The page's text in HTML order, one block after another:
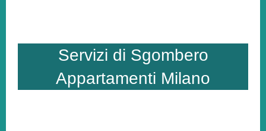
Servizi di Sgombero
Appartamenti Milano